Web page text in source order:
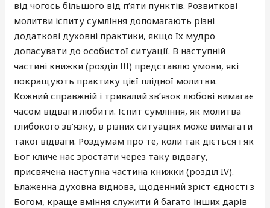
від чогось більшого від п’яти пунктів. Розвиткові
молитви іспиту сумління допомагають різні
додаткові духовні практики, якщо їх мудро
допасувати до особистої ситуації. В наступній
частині книжки (розділ ІІІ) представлю умови, які
покращують практику цієї плідної молитви.
Кожний справжній і тривалий зв’язок любові вимагає
часом відваги любити. Іспит сумління, як молитва
глибокого зв’язку, в різних ситуаціях може вимагати
такої відваги. Роздумам про те, коли так діється і як
Бог кличе нас зростати через таку відвагу,
присвячена наступна частина книжки (розділ IV).
Блаженна духовна віднова, щоденний зріст єдності з
Богом, краще вміння служити й багато інших дарів